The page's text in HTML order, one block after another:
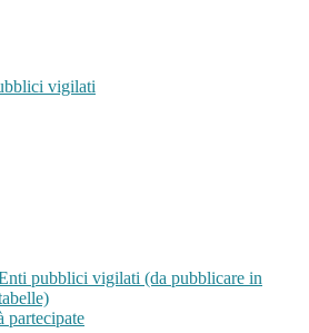
vigilati
pubblici vigilati (da pubblicare in
partecipate